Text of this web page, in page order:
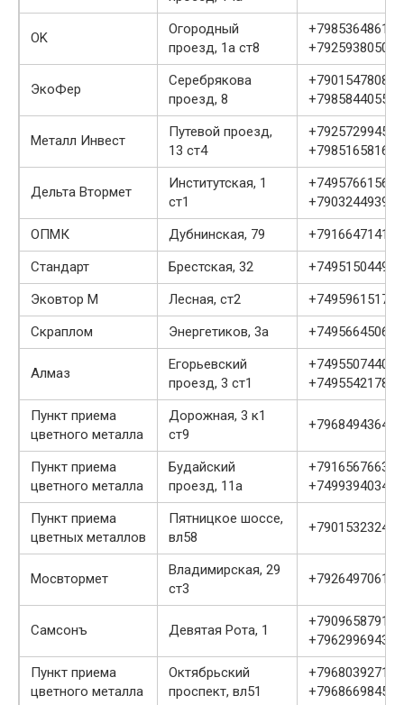
OK
Огородный
проезд, 1а ст8
+79853648615
+79259380504
ЭкоФер
Серебрякова
проезд, 8
+79015478088
+79858440555
Металл Инвест
Путевой проезд,
13 ст4
+79257299458
+79851658165
Дельта Втормет
Институтская, 1
ст1
+74957661561
+79032449391
ОПМК
Дубнинская, 79
+79166471413
Стандарт
Брестская, 32
+74951504495
Эковтор М
Лесная, ст2
+74959615176
Скраплом
Энергетиков, 3а +74956645060
Алмаз
Егорьевский
проезд, 3 ст1
+74955074406
+74955421782
Пункт приема
цветного металла
Дорожная, 3 к1
ст9
+79684943642
Пункт приема
цветного металла
Будайский
проезд, 11а
+79165676635
+74993940343
Пункт приема
цветных металлов
Пятницкое шоссе,
вл58
+79015323243
Мосвтормет
Владимирская, 29
ст3
+79264970616
Самсонъ Девятая Рота, 1
+79096587911
+79629969437
Пункт приема
цветного металла
Октябрьский
проспект, вл51
+79680392711
+79686698458